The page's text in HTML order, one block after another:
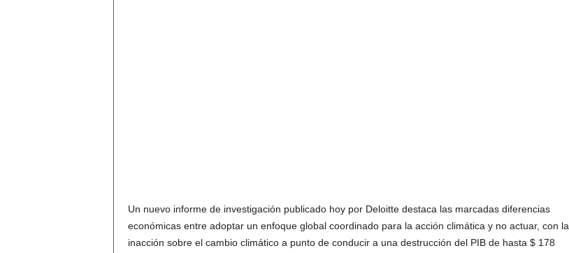
Un nuevo informe de investigación publicado hoy por Deloitte destaca las marcadas diferencias
económicas entre adoptar un enfoque global coordinado para la acción climática y no actuar, con la
inacción sobre el cambio climático a punto de conducir a una destrucción del PIB de hasta $ 178